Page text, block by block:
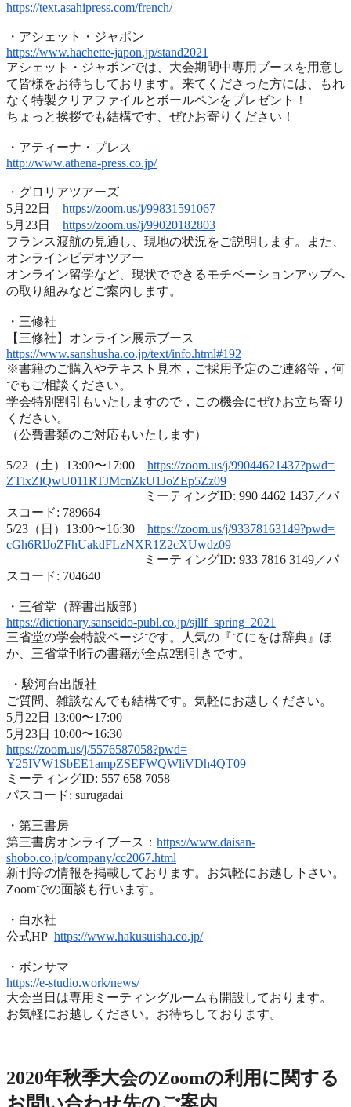
https://text.asahipress.com/french/
・アシェット・ジャポン
https://www.hachette-japon.jp/stand2021
アシェット・ジャポンでは、 大会期間中専用ブースを用意し
て皆様をお待ちしております。 来てくださった方には、
もれ
なく特製クリアファイルとボールペンをプレゼント！
ちょっと挨拶でも結構です、ぜひお寄りください！
・アティーナ・プレス
http://www.athena-press.co.jp/
・グロリアツアーズ
5月22日 https://zoom.us/j/99831591067
5月23日 https://zoom.us/j/99020182803
フランス渡航の見通し、現地の状況をご説明します。また、
オンラインビデオツアー
オンライン留学など、 現状でできるモチベーションアップへ
の取り組みなどご案内します。
・三修社
【三修社】オンライン展示ブース
https://www.sanshusha.co.jp/text/info.html#192
※書籍のご購入やテキスト見本，ご採用予定のご連絡等， 何
でもご相談ください。
学会特別割引もいたしますので， この機会にぜひお立ち寄り
ください。
（公費書類のご対応もいたします）
5/22（土）13:00〜17:00 https://zoom.us/j/99044621437?pwd=
ZTlxZlQwU011RTJMcnZkU1JoZEp5Zz09
ミーティングID: 990 4462 1437／パ
スコード: 789664
5/23（日）13:00〜16:30 https://zoom.us/j/93378163149?pwd=
cGh6RlJoZFhUakdFLzNXR1Z2cXUwdz09
ミーティングID: 933 7816 3149／パ
スコード: 704640
・三省堂（辞書出版部）
https://dictionary.sanseido-publ.co.jp/sjllf_spring_2021
三省堂の学会特設ページです。人気の『てにをは辞典』ほ
か、 三省堂刊行の書籍が全点2割引きです。
・駿河台出版社
ご質問、雑談なんでも結構です。気軽にお越しください。
5月22日 13:00〜17:00
5月23日 10:00〜16:30
https://zoom.us/j/5576587058?pwd=
Y25IVW1SbEE1ampZSEFWQWliVDh4QT09
ミーティングID: 557 658 7058
パスコード: surugadai
・第三書房
第三書房オンライブース： https://www.daisan-
shobo.co.jp/company/cc2067.html
新刊等の情報を掲載しております。お気軽にお越し下さい。
Zoomでの面談も行います。
・白水社
公式HP https://www.hakusuisha.co.jp/
・ボンサマ
https://e-studio.work/news/
大会当日は専用ミーティングルームも開設しております。
お気軽にお越しください。お待ちしております。
2020年秋季大会のZoomの利用に関する